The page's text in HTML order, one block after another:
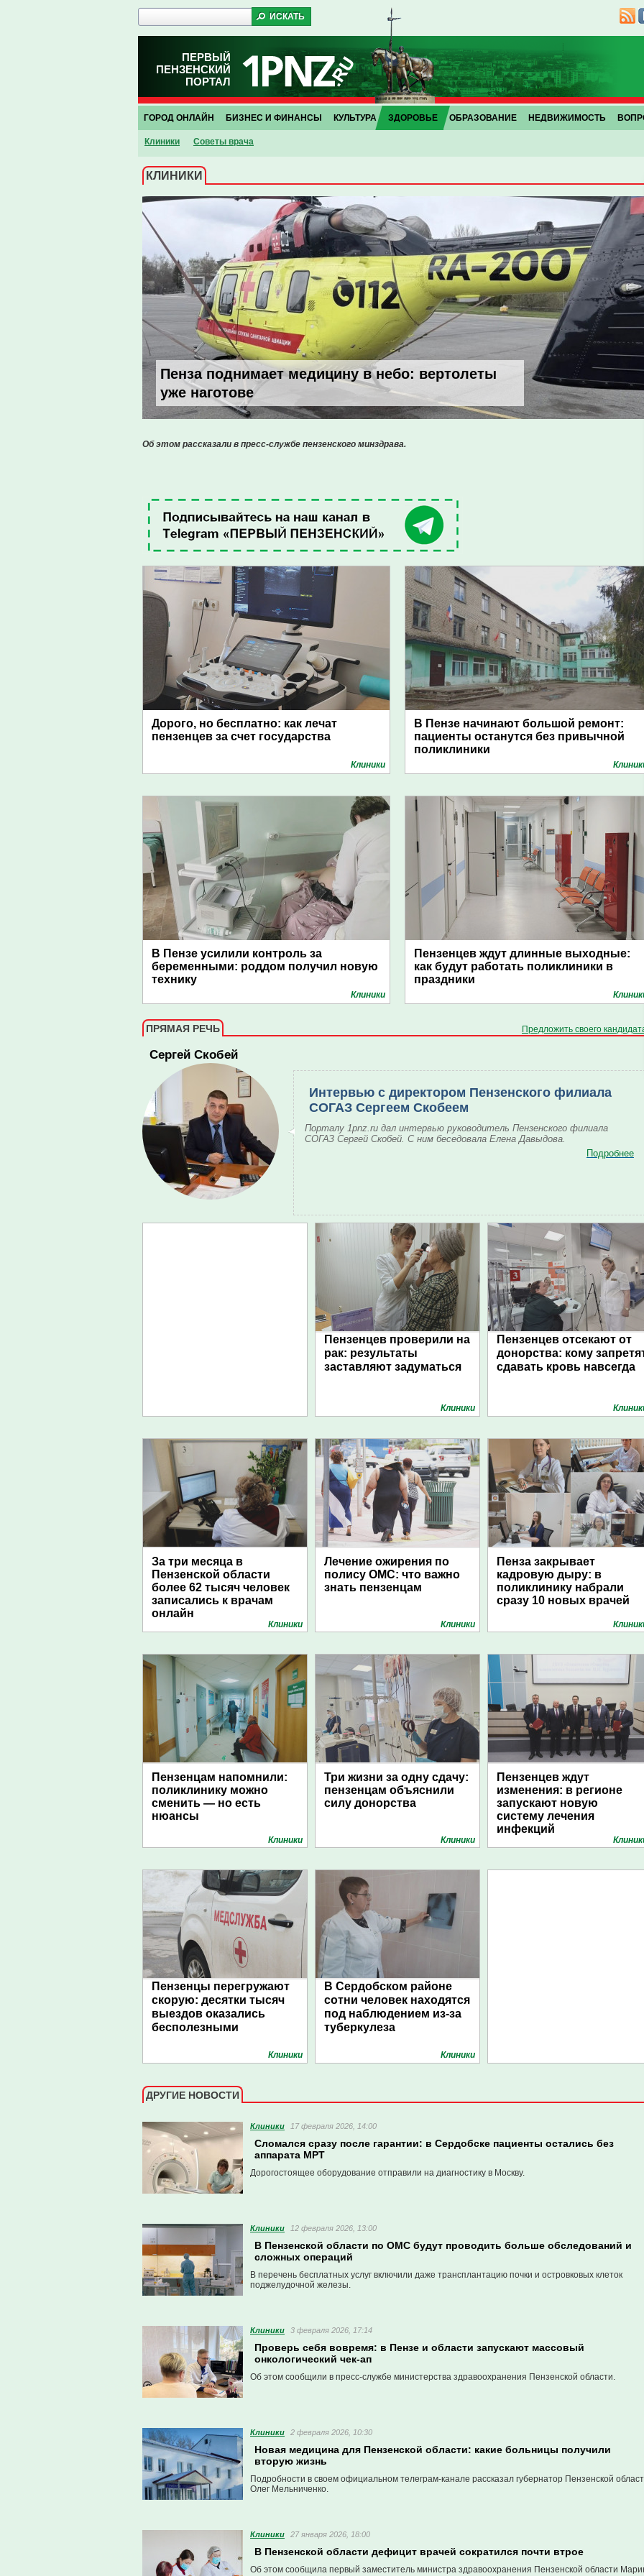
ПЕРВЫЙ
ПЕНЗЕНСКИЙ
ПОРТАЛ
ГОРОД ОНЛАЙН БИЗНЕС И ФИНАНСЫ КУЛЬТУРА ЗДОРОВЬЕ
Клиники Советы врача
ОБРАЗОВАНИЕ НЕДВИЖИМОСТЬ
КЛИНИКИ
Пенза поднимает медицину в небо: вертолеты
уже наготове
Об этом рассказали в пресс-службе пензенского минздрава.
Дорого, но бесплатно: как лечат
пензенцев за счет государства
Клиники
В Пензе начинают большой ремонт:
пациенты останутся без привычной
поликлиники
В Пензе усилили контроль за
беременными: роддом получил новую
технику
Клиники
Пензенцев ждут длинные выходные:
как будут работать поликлиники в
праздники
ПРЯМАЯ РЕЧЬ Предложить своего
Сергей Скобей
Интервью с директором Пензенского филиала
СОГАЗ Сергеем Скобеем
Порталу 1pnz.ru дал интервью руководитель Пензенского филиала
СОГАЗ Сергей Скобей. С ним беседовала Елена Давыдова.
Подробнее
Пензенцев проверили на
рак: результаты
заставляют задуматься
Клиники
Пензенцев отсекают от
донорства: кому
сдавать кровь навсегда
За три месяца в
Пензенской области
более 62 тысяч человек
записались к врачам
онлайн
Клиники
Лечение ожирения по
полису ОМС: что важно
знать пензенцам
Клиники
Пенза закрывает
кадровую дыру: в
поликлинику набрали
сразу 10 новых врачей
Пензенцам напомнили:
поликлинику можно
сменить — но есть
нюансы
Клиники
Три жизни за одну сдачу:
пензенцам объяснили
силу донорства
Клиники
Пензенцев ждут
изменения: в регионе
запускают новую
систему лечения
инфекций
Пензенцы перегружают
скорую: десятки тысяч
выездов оказались
бесполезными
Клиники
В Сердобском районе
сотни человек находятся
под наблюдением из-за
туберкулеза
Клиники
ДРУГИЕ НОВОСТИ
Клиники 17 февраля 2026, 14:00
Сломался сразу после гарантии: в Сердобске пациенты остались без
аппарата МРТ
Дорогостоящее оборудование отправили на диагностику в Москву.
Клиники 12 февраля 2026, 13:00
В Пензенской области по ОМС будут проводить больше обследований и
сложных операций
В перечень бесплатных услуг включили даже трансплантацию почки и островковых клеток
поджелудочной железы.
Клиники 3 февраля 2026, 17:14
Проверь себя вовремя: в Пензе и области запускают массовый
онкологический чек-ап
Об этом сообщили в пресс-службе министерства здравоохранения Пензенской области.
Клиники 2 февраля 2026, 10:30
Новая медицина для Пензенской области: какие больницы получили
вторую жизнь
Подробности в своем официальном телеграм-канале рассказал губернатор Пензенской
Олег Мельниченко.
Клиники 27 января 2026, 18:00
В Пензенской области дефицит врачей сократился почти втрое
Об этом сообщила первый заместитель министра здравоохранения Пензенской области